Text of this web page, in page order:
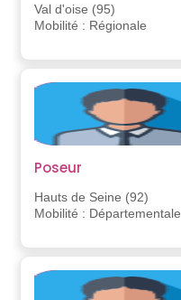
Val d'oise (95)
Mobilité : Régionale
Poseur
Hauts de Seine (92)
Mobilité : Départementale